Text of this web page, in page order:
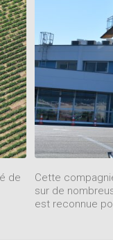
de
Cette
sur de
est reconnue